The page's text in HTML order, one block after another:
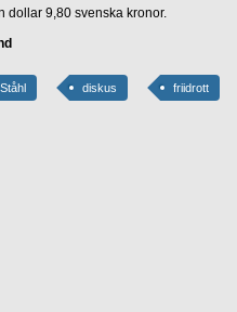
dollar 9,80 svenska kronor.
diskus friidrott